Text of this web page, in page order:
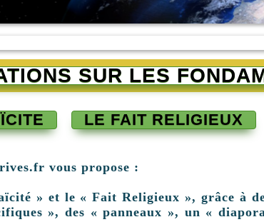
SUR LES
LE FAIT RELIGIEUX
vous propose :
» et le « Fait Religieux », grâce à
», des « panneaux », un «